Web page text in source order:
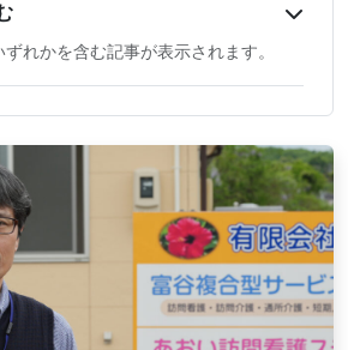
れかを含む記事が表示されます。